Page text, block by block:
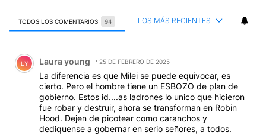
TODOS LOS COMENTARIOS 94 LOS MÁS RECIENTES
Comentario de Laura young.
LY Laura young 25 DE FEBRERO DE 2025
La diferencia es que Milei se puede equivocar, es
cierto. Pero el hombre tiene un ESBOZO de plan de
gobierno. Estos id....as ladrones lo unico que hicieron
fue robar y destruir, ahora se transforman en Robin
Hood. Dejen de picotear como caranchos y
dediquense a gobernar en serio señores, a todos.